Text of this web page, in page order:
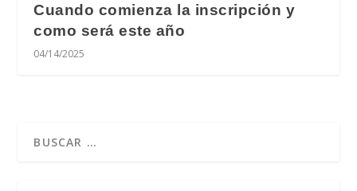
Cuando comienza la inscripción y
como será este año
04/14/2025